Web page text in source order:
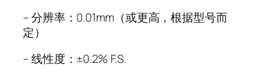
–分辨率： 0.01mm（或更高，根据型号而
定）
–线性度：±0.2% F.S.